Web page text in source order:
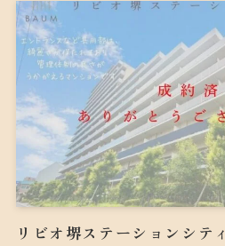
リビオ堺ステーションシティ